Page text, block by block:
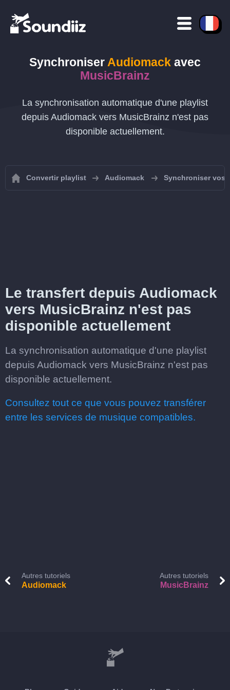
Synchroniser Audiomack avec
MusicBrainz
La synchronisation automatique d'une playlist
depuis Audiomack vers MusicBrainz n'est pas
disponible actuellement.
Convertir playlist Audiomack Synchroniser vos
Le transfert depuis Audiomack
vers MusicBrainz n'est pas
disponible actuellement
La synchronisation automatique d'une playlist
depuis Audiomack vers MusicBrainz n'est pas
disponible actuellement.
Consultez tout ce que vous pouvez transférer
entre les services de musique compatibles.
Autres tutoriels
Audiomack
Autres tutoriels
MusicBrainz